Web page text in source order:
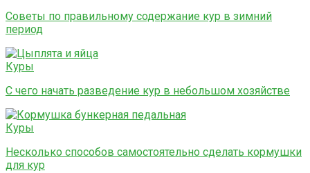
Советы по правильному содержание кур в зимний
период
Куры
С чего начать разведение кур в небольшом хозяйстве
Куры
Несколько способов самостоятельно сделать кормушки
для кур